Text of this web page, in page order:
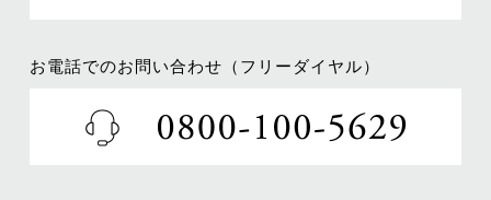
お電話でのお問い合わせ（フリーダイヤル）